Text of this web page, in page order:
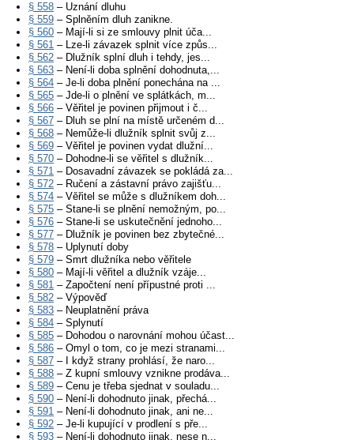
§ 558 – Uznání dluhu
§ 559 – Splněním dluh zanikne.
§ 560 – Mají-li si ze smlouvy plnit úča...
§ 561 – Lze-li závazek splnit více způs...
§ 562 – Dlužník splní dluh i tehdy, jes...
§ 563 – Není-li doba splnění dohodnuta,...
§ 564 – Je-li doba plnění ponechána na ...
§ 565 – Jde-li o plnění ve splátkách, m...
§ 566 – Věřitel je povinen přijmout i č...
§ 567 – Dluh se plní na místě určeném d...
§ 568 – Nemůže-li dlužník splnit svůj z...
§ 569 – Věřitel je povinen vydat dlužní...
§ 570 – Dohodne-li se věřitel s dlužník...
§ 571 – Dosavadní závazek se pokládá za...
§ 572 – Ručení a zástavní právo zajišťu...
§ 574 – Věřitel se může s dlužníkem doh...
§ 575 – Stane-li se plnění nemožným, po...
§ 576 – Stane-li se uskutečnění jednoho...
§ 577 – Dlužník je povinen bez zbytečné...
§ 578 – Uplynutí doby
§ 579 – Smrt dlužníka nebo věřitele
§ 580 – Mají-li věřitel a dlužník vzáje...
§ 581 – Započtení není přípustné proti ...
§ 582 – Výpověď
§ 583 – Neuplatnění práva
§ 584 – Splynutí
§ 585 – Dohodou o narovnání mohou účast...
§ 586 – Omyl o tom, co je mezi stranami...
§ 587 – I když strany prohlásí, že naro...
§ 588 – Z kupní smlouvy vznikne prodáva...
§ 589 – Cenu je třeba sjednat v souladu...
§ 590 – Není-li dohodnuto jinak, přechá...
§ 591 – Není-li dohodnuto jinak, ani ne...
§ 592 – Je-li kupující v prodlení s pře...
§ 593 – Není-li dohodnuto jinak, nese n...